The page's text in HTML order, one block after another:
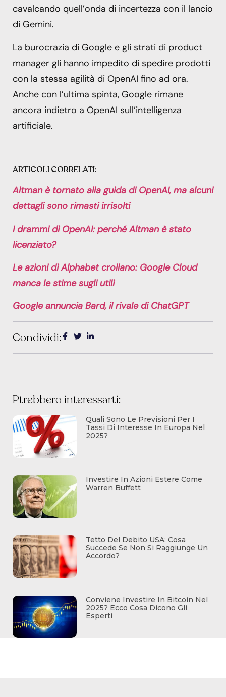
cavalcando quell’onda di incertezza con il lancio
di Gemini.
La burocrazia di Google e gli strati di product
manager gli hanno impedito di spedire prodotti
con la stessa agilità di OpenAI fino ad ora.
Anche con l’ultima spinta, Google rimane
ancora indietro a OpenAI sull’intelligenza
artificiale.
ARTICOLI CORRELATI:
Altman è tornato alla guida di OpenAI, ma alcuni
dettagli sono rimasti irrisolti
I drammi di OpenAI: perché Altman è stato
licenziato?
Le azioni di Alphabet crollano: Google Cloud
manca le stime sugli utili
Google annuncia Bard, il rivale di ChatGPT
Condividi:
Ptrebbero interessarti:
Quali Sono Le Previsioni Per I
Tassi Di Interesse In Europa Nel
2025?
Investire In Azioni Estere Come
Warren Buffett
Tetto Del Debito USA: Cosa
Succede Se Non Si Raggiunge Un
Accordo?
Conviene Investire In Bitcoin Nel
2025? Ecco Cosa Dicono Gli
Esperti